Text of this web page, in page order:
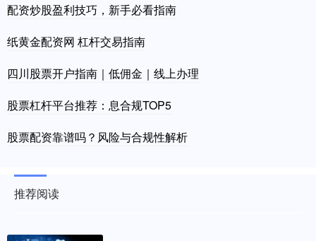
配资炒股盈利技巧，新手必看指南
纸黄金配资网 杠杆交易指南
四川股票开户指南｜低佣金｜线上办理
股票杠杆平台推荐：息合规TOP5
股票配资靠谱吗？风险与合规性解析
推荐阅读